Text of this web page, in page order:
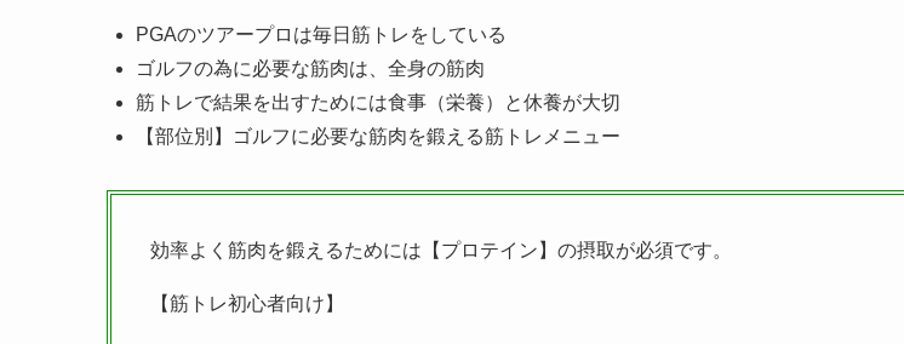
PGAのツアープロは毎日筋トレをしている
ゴルフの為に必要な筋肉は、全身の筋肉
筋トレで結果を出すためには食事（栄養）と休養が大切
【部位別】ゴルフに必要な筋肉を鍛える筋トレメニュー
効率よく筋肉を鍛えるためには【プロテイン】の摂取が必須です。
【筋トレ初心者向け】